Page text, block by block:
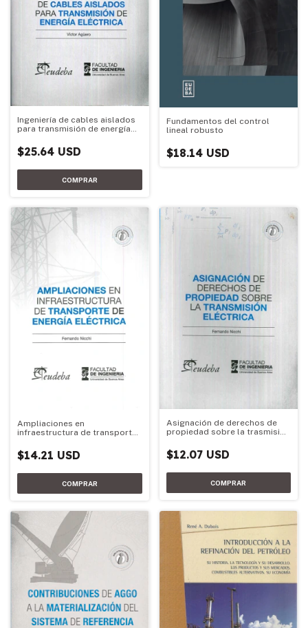
Ingeniería de cables aislados
para transmisión de energía
$25.64 USD
Fundamentos del control
lineal robusto
$18.14 USD
Ampliaciones en
infraestructura de transporte
$14.21 USD
Asignación de derechos de
propiedad sobre la trasmisión
$12.07 USD